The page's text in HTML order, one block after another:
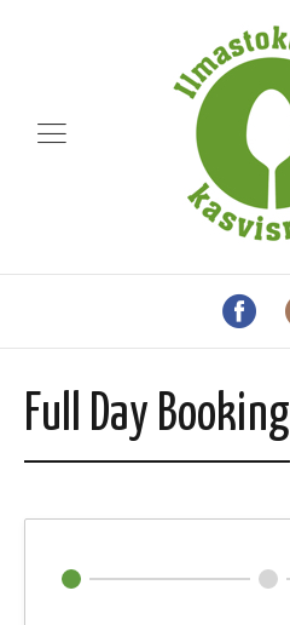
Full Day Booking